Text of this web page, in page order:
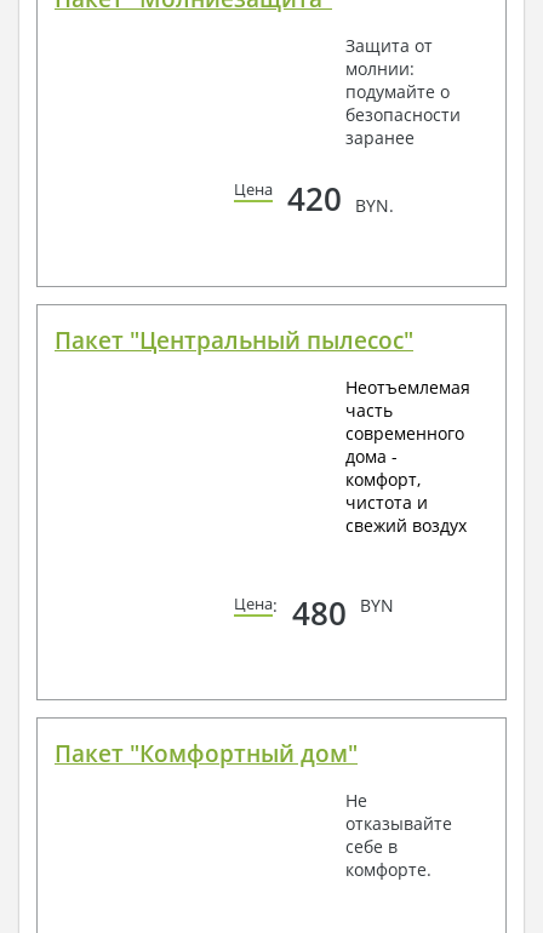
Защита от
молнии:
подумайте о
безопасности
заранее
Цена 420 BYN.
Пакет "Центральный пылесос"
Неотъемлемая
часть
современного
дома -
комфорт,
чистота и
свежий воздух
Цена: 480 BYN
Пакет "Комфортный дом"
Не
отказывайте
себе в
комфорте.